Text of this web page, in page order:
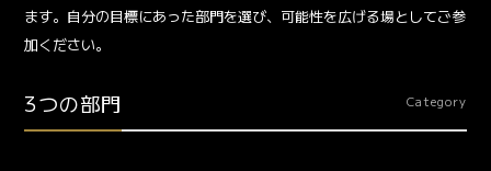
ます。自分の目標にあった部門を選び、可能性を広げる場としてご参
加ください。
3つの部門 Category